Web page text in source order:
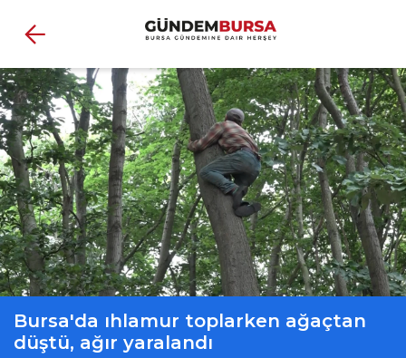
Bursa'da ıhlamur toplarken ağaçtan
düştü, ağır yaralandı